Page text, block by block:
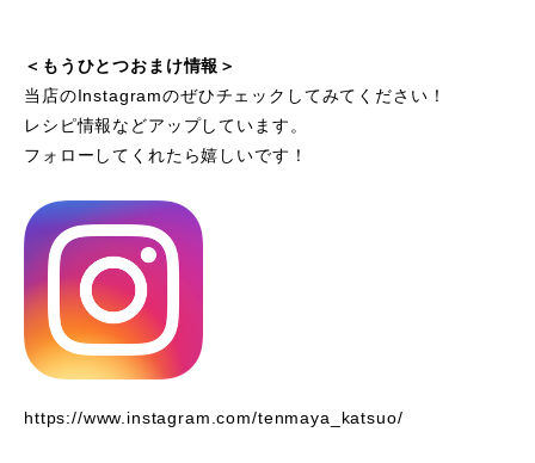
＜もうひとつおまけ情報＞
当店のInstagramのぜひチェックしてみてください！
レシピ情報などアップしています。
フォローしてくれたら嬉しいです！
https://www.instagram.com/tenmaya_katsuo/